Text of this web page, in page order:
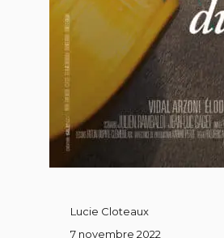
Lucie Cloteaux
7 novembre 2022